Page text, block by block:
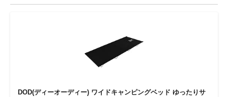
DOD(ディーオーディー) ワイドキャンピングベッド ゆったりサ